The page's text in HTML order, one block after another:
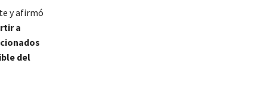
y afirmó
a
del